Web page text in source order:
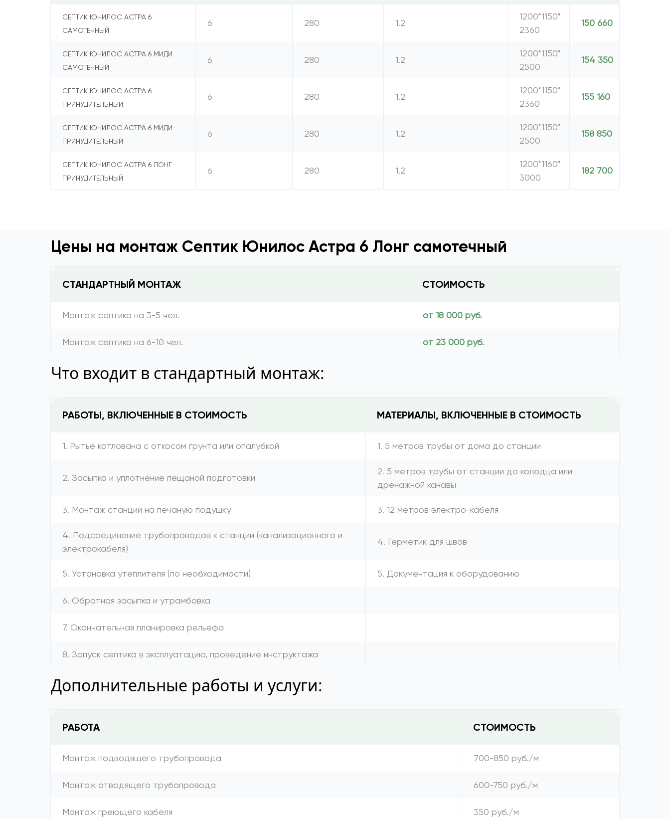
СЕПТИК ЮНИЛОС АСТРА 6
САМОТЕЧНЫЙ
6 280 1.2
1200*1150*
2360
150 660
СЕПТИК ЮНИЛОС АСТРА 6 МИДИ
САМОТЕЧНЫЙ
6 280 1.2
1200*1150*
2500
154 350
СЕПТИК ЮНИЛОС АСТРА 6
ПРИНУДИТЕЛЬНЫЙ
6 280 1.2
1200*1150*
2360
155 160
СЕПТИК ЮНИЛОС АСТРА 6 МИДИ
ПРИНУДИТЕЛЬНЫЙ
6 280 1.2
1200*1150*
2500
158 850
СЕПТИК ЮНИЛОС АСТРА 6 ЛОНГ
ПРИНУДИТЕЛЬНЫЙ
6 280 1.2
1200*1160*
3000
182 700
Цены на монтаж Септик Юнилос Астра 6 Лонг самотечный
СТАНДАРТНЫЙ МОНТАЖ СТОИМОСТЬ
Монтаж септика на 3-5 чел. от 18 000 руб.
Монтаж септика на 6-10 чел. от 23 000 руб.
Что входит в стандартный монтаж:
РАБОТЫ, ВКЛЮЧЕННЫЕ В СТОИМОСТЬ МАТЕРИАЛЫ, ВКЛЮЧЕННЫЕ В СТОИМОСТЬ
1. Рытье котлована с откосом грунта или опалубкой 1. 5 метров трубы от дома до станции
2. Засыпка и уплотнение пещаной подготовки
2. 5 метров трубы от станции до колодца или
дренажной канавы
3. Монтаж станции на печаную подушку 3. 12 метров электро-кабеля
4. Подсоединение трубопроводов к станции (канализационного и
электрокабеля)
4. Герметик для швов
5. Установка утеплителя (по необходимости) 5. Документация к оборудованию
6. Обратная засыпка и утрамбовка
7. Окончательная планировка рельефа
8. Запуск септика в эксплуатацию, проведение инструктажа
Дополнительные работы и услуги:
РАБОТА СТОИМОСТЬ
Монтаж подводящего трубопровода 700-850 руб./м
Монтаж отводящего трубопровода 600-750 руб./м
Монтаж греющего кабеля 350 руб./м